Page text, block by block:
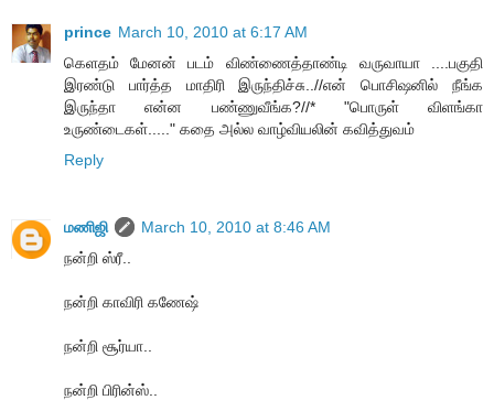
prince March 10, 2010 at 6:17 AM
கெளதம் மேனன் படம் விண்ணைத்தாண்டி வருவாயா ....பகுதி
இரண்டு பார்த்த மாதிரி இருந்திச்சு..//என் பொசிஷனில் நீங்க
இருந்தா என்ன பண்ணுவீங்க?//* "பொருள் விளங்கா
உருண்டைகள்....." கதை அல்ல வாழ்வியலின் கவித்துவம்
Reply
மணிஜி
March 10, 2010 at 8:46 AM
நன்றி ஸ்ரீ..
நன்றி காவிரி கணேஷ்
நன்றி சூர்யா..
நன்றி பிரின்ஸ்..